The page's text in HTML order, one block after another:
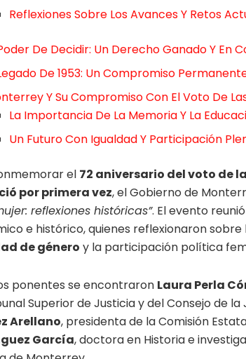
Reflexiones Sobre Los Avances Y Retos
De Decidir: Un Derecho Ganado Y En
De 1953: Un Compromiso
Y Su Compromiso Con El Voto De
La Importancia De La Memoria Y La
Un Futuro Con Igualdad Y Participación
el 72 aniversario del voto de
por primera vez, el Gobierno de
reflexiones históricas”. El evento
e histórico, quienes reflexionaron sobre
de género y la participación política
ponentes se encontraron Laura Perla
Superior de Justicia y del Consejo de la
Arellano, presidenta de la Comisión
García, doctora en Historia e